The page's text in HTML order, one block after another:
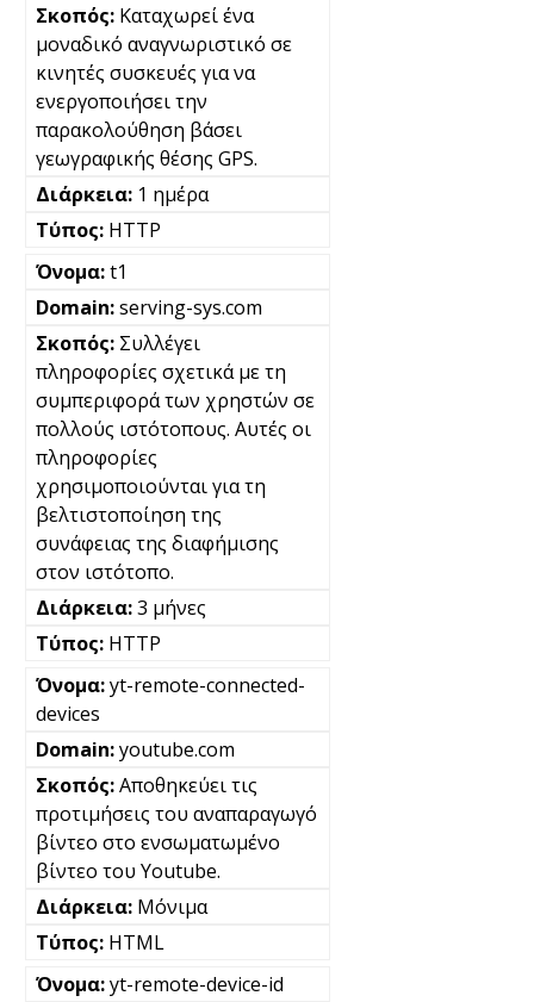
Καταχωρεί ένα
μοναδικό αναγνωριστικό σε
κινητές συσκευές για να
ενεργοποιήσει την
παρακολούθηση βάσει
γεωγραφικής θέσης GPS.
1 ημέρα
HTTP
t1
serving-sys.com
Συλλέγει
πληροφορίες σχετικά με τη
συμπεριφορά των χρηστών σε
πολλούς ιστότοπους. Αυτές οι
πληροφορίες
χρησιμοποιούνται για τη
βελτιστοποίηση της
συνάφειας της διαφήμισης
στον ιστότοπο.
3 μήνες
HTTP
yt-remote-connected-
devices
youtube.com
Αποθηκεύει τις
προτιμήσεις του αναπαραγωγό
βίντεο στο ενσωματωμένο
βίντεο του Youtube.
Μόνιμα
HTML
yt-remote-device-id